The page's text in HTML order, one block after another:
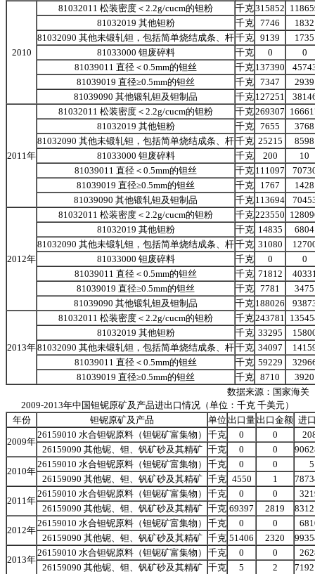
2010
81032011 松装密度＜2.2g/cucm的钽粉 千克315852
81032019 其他钽粉
千克 7746
1832
81032090 其他未锻轧钽，包括简单烧结成条、杆千克 9139
1735
81033000 钽废碎料
千克 0
0
81039011 直径＜0.5mm的钽丝
千克 137390
81039019 直径≥0.5mm的钽丝
千克 7347
2939
81039090 其他锻轧钽及钽制品
千克 127251
2011年
81032011 松装密度＜2.2g/cucm的钽粉 千克269307
81032019 其他钽粉
千克 7655
3768
81032090 其他未锻轧钽，包括简单烧结成条、杆千克 25215
8598
81033000 钽废碎料
千克 200
10
81039011 直径＜0.5mm的钽丝
千克 111097
81039019 直径≥0.5mm的钽丝
千克 1767
1428
81039090 其他锻轧钽及钽制品
千克 113694
2012年
81032011 松装密度＜2.2g/cucm的钽粉 千克223550
81032019 其他钽粉
千克 14835
6804
81032090 其他未锻轧钽，包括简单烧结成条、杆千克 31080
81033000 钽废碎料
千克 0
0
81039011 直径＜0.5mm的钽丝
千克 71812
81039019 直径≥0.5mm的钽丝
千克 7781
3475
81039090 其他锻轧钽及钽制品
千克 188026
2013年
81032011 松装密度＜2.2g/cucm的钽粉 千克243781
81032019 其他钽粉
千克 33295
81032090 其他未锻轧钽，包括简单烧结成条、杆千克 34097
81039011 直径＜0.5mm的钽丝
千克 59229
81039019 直径≥0.5mm的钽丝
千克 8710
3920
数据来源：国家海关
2009-2013年中国钽铌原矿及产品进出口情况（单位：千克 千美元）
年份
钽铌原矿及产品 单位 出口量出口金额 进
2009年
26159010 水合钽铌原料（钽铌矿富集物） 千克 0 0
26159090 其他铌、钽、钒矿砂及其精矿 千克 0 0
2010年
26159010 水合钽铌原料（钽铌矿富集物） 千克 0 0
5
26159090 其他铌、钽、钒矿砂及其精矿 千克 4550 1
2011年
26159010 水合钽铌原料（钽铌矿富集物） 千克 0 0
26159090 其他铌、钽、钒矿砂及其精矿 千克 69397 2819
2012年
26159010 水合钽铌原料（钽铌矿富集物） 千克 0 0
26159090 其他铌、钽、钒矿砂及其精矿 千克 51406 2320
2013年
26159010 水合钽铌原料（钽铌矿富集物） 千克 0 0
26159090 其他铌、钽、钒矿砂及其精矿 千克 5 2